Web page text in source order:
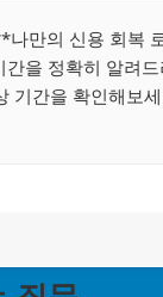
나만의 신용 회복
간을 정확히 알려
기간을 확인해보